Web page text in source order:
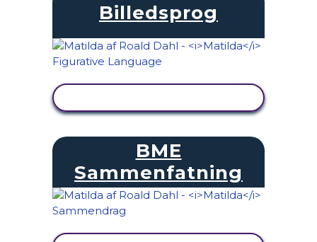
Billedsprog
BME
Sammenfatning